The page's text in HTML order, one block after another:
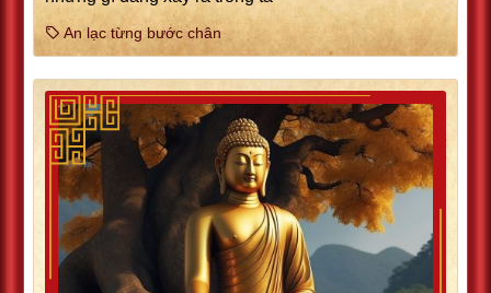
An lạc từng bước chân